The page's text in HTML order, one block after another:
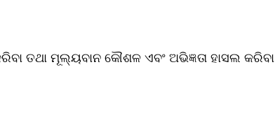
ତଥା ମୂଲ୍ୟବାନ କୌଶଳ ଏବଂ ଅଭିଜ୍ଞତା ହାସଲ କରିବା